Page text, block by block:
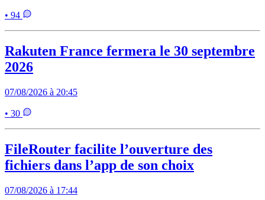
• 94
Rakuten France fermera le 30 septembre
2026
07/08/2026 à 20:45
• 30
FileRouter facilite l’ouverture des
fichiers dans l’app de son choix
07/08/2026 à 17:44